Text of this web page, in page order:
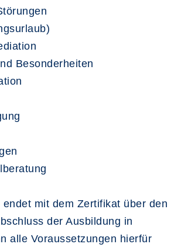
Besonderheiten
endet mit dem Zertifikat über den
der Ausbildung in
alle Voraussetzungen hierfür